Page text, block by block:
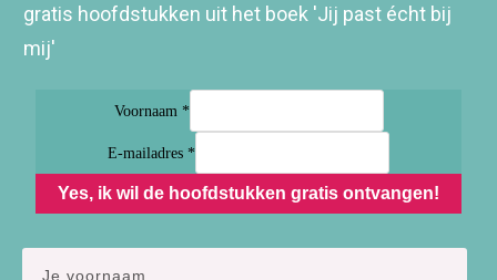
gratis hoofdstukken uit het boek 'Jij past écht bij
mij'
Voornaam *
E-mailadres *
Yes, ik wil de hoofdstukken gratis ontvangen!